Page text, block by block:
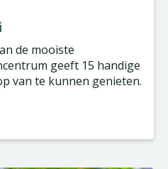
de mooiste
geeft 15 handige
van te kunnen genieten.